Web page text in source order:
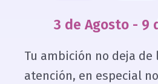
3 de Agosto - 9
Tu ambición no deja de
atención, en especial